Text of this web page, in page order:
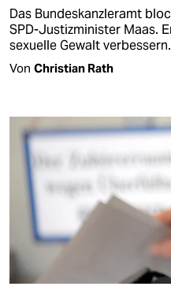
Das Bundeskanzleramt
SPD-Justizminister Maas.
sexuelle Gewalt verbessern.
Von Christian Rath